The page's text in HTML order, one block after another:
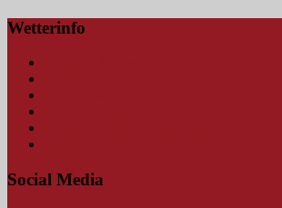
Wetterinfo
Social Media